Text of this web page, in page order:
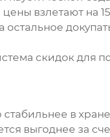
взлетают на
скидок для
в
выгоднее за